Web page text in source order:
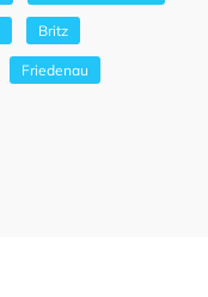
Britz
Friedenau